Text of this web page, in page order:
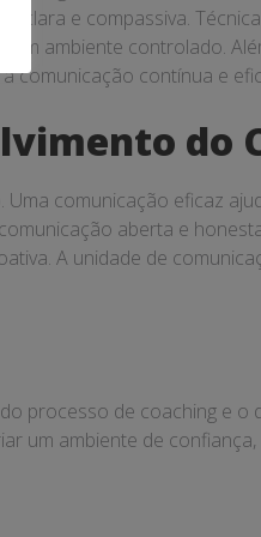
clara e compassiva.
ambiente controlado.
comunicação contínua e
do
comunicação eficaz
aberta e
A unidade de
processo de coaching e o
um ambiente de